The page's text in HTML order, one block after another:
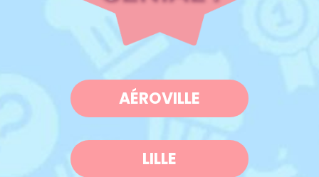
AÉROVILLE
LILLE